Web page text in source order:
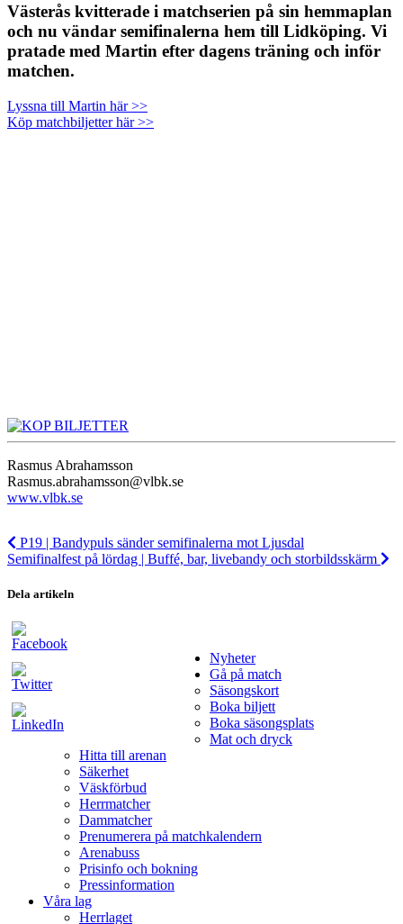
Västerås kvitterade i matchserien på sin hemmaplan
och nu vändar semifinalerna hem till Lidköping. Vi
pratade med Martin efter dagens träning och inför
matchen.
Lyssna till Martin här >>
Köp matchbiljetter här >>
Rasmus Abrahamsson
Rasmus.abrahamsson@vlbk.se
www.vlbk.se
P19 | Bandypuls sänder semifinalerna mot Ljusdal
Semifinalfest på lördag | Buffé, bar, livebandy och storbildsskärm
Dela artikeln
Nyheter
Gå på match
Säsongskort
Boka biljett
Boka säsongsplats
Mat och dryck
Hitta till arenan
Säkerhet
Väskförbud
Herrmatcher
Dammatcher
Prenumerera på matchkalendern
Arenabuss
Prisinfo och bokning
Pressinformation
Våra lag
Herrlaget